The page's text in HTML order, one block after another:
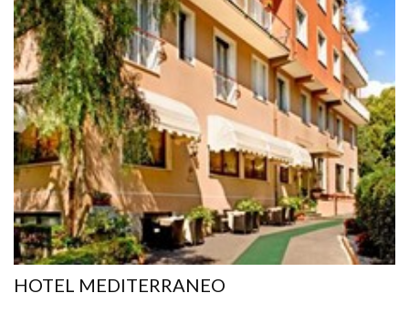
HOTEL MEDITERRANEO